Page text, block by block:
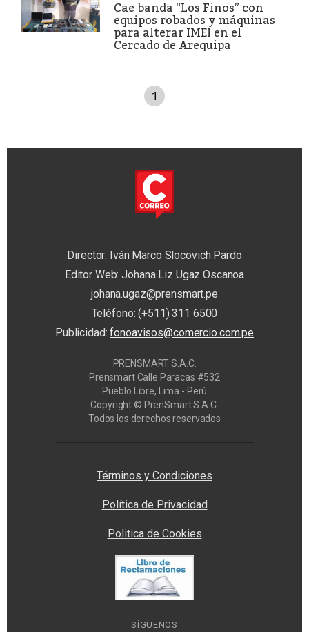
Cae banda “Los Finos” con
equipos robados y máquinas
para alterar IMEI en el
Cercado de Arequipa
1
Director: Iván Marco Slocovich Pardo
Editor Web: Johana Liz Ugaz Oscanoa
johana.ugaz@prensmart.pe
Teléfono: (+511) 311 6500
Publicidad:fonoavisos@comercio.com.pe
PRENSMART S.A.C.
Prensmart Calle Paracas #532
Pueblo Libre, Lima - Perú
Copyright © PrenSmart S.A.C.
Todos los derechos reservados
Términos y Condiciones
Política de Privacidad
Politica de Cookies
SÍGUENOS